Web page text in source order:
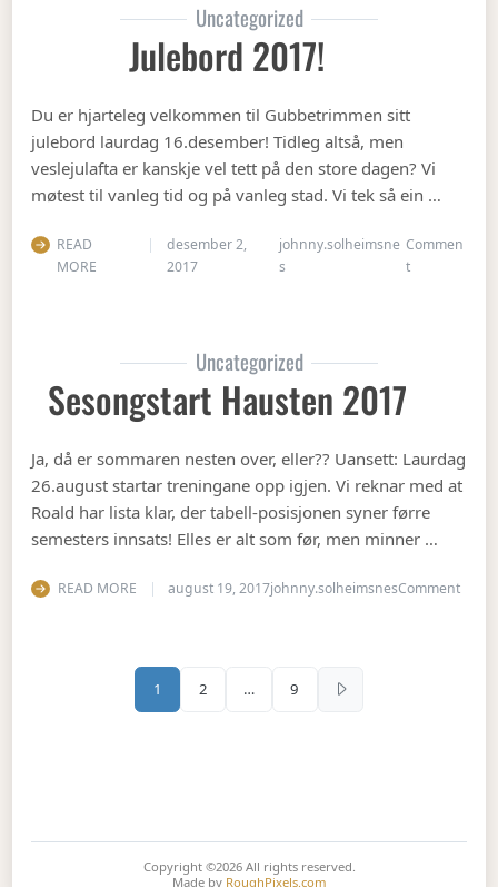
Uncategorized
Julebord 2017!
Du er hjarteleg velkommen til Gubbetrimmen sitt
julebord laurdag 16.desember! Tidleg altså, men
veslejulafta er kanskje vel tett på den store dagen? Vi
møtest til vanleg tid og på vanleg stad. Vi tek så ein …
READ
MORE
desember 2,
2017
johnny.solheimsne
s
Commen
ton Julebord
Uncategorized
Sesongstart Hausten 2017
Ja, då er sommaren nesten over, eller?? Uansett: Laurdag
26.august startar treningane opp igjen. Vi reknar med at
Roald har lista klar, der tabell-posisjonen syner førre
semesters innsats! Elles er alt som før, men minner …
READ MORE august 19, 2017johnny.solheimsnesCommenton
Sidepaginering
1 2 … 9
Copyright ©2026 All rights reserved.
Made by RoughPixels.com